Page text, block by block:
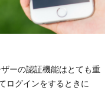
ーの認証機能はとても重
ログインをするときに